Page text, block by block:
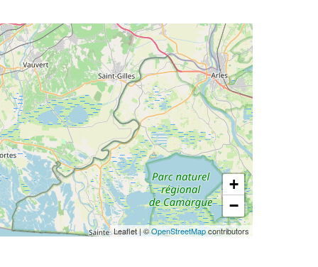
+
−
Leaflet|©OpenStreetMapcontributors